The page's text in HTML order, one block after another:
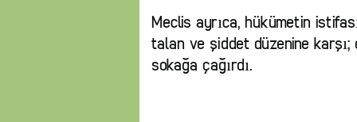
Meclis ayrıca, hükümetin
talan ve şiddet düzenine
sokağa çağırdı.